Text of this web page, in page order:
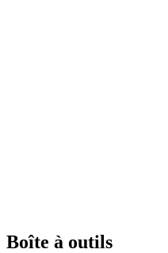
Boîte à outils